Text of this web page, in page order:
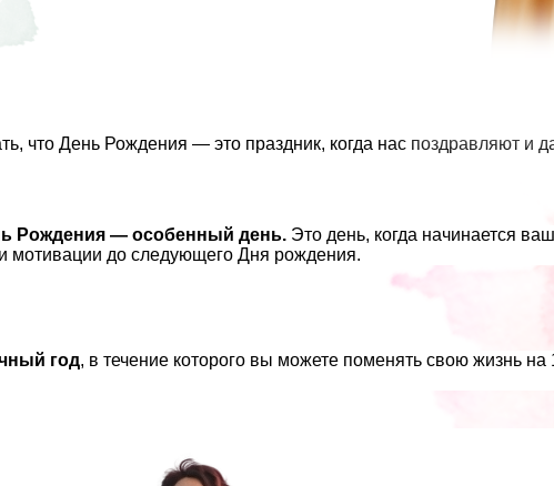
что День Рождения — это праздник, когда нас поздравляют и
Рождения — особенный день. Это день, когда начинается
мотивации до следующего Дня рождения.
год, в течение которого вы можете поменять свою жизнь